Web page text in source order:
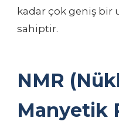
kadar çok geniş bir
sahiptir.
NMR
Manyetik